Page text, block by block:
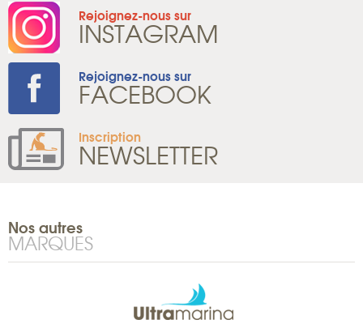
Rejoignez-nous sur
INSTAGRAM
Rejoignez-nous sur
FACEBOOK
Inscription
NEWSLETTER
Nos autres
MARQUES